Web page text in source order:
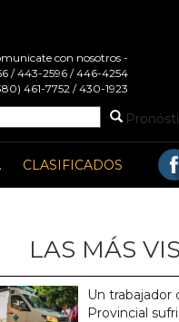
con nosotros -
/ 443-2596 / 446-4254
461-7752 / 430-1923
CLASIFICADOS
LAS MÁS
Un trabajador
Provincial